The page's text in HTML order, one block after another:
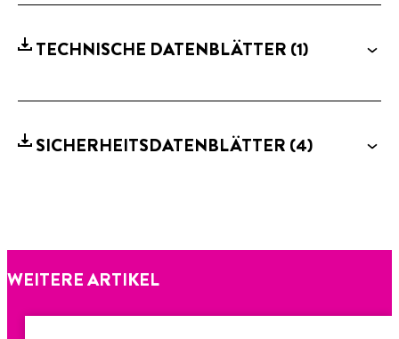
TECHNISCHE DATENBLÄTTER (1)
SICHERHEITSDATENBLÄTTER (4)
WEITERE ARTIKEL